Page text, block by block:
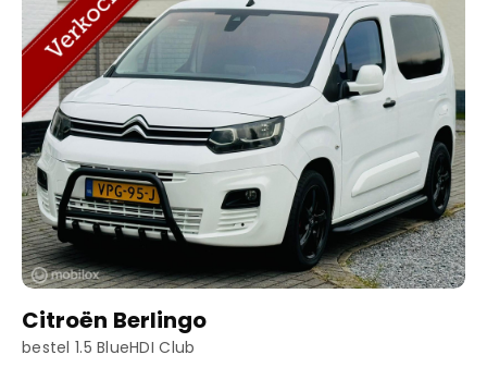
Citroën Berlingo
bestel 1.5 BlueHDI Club